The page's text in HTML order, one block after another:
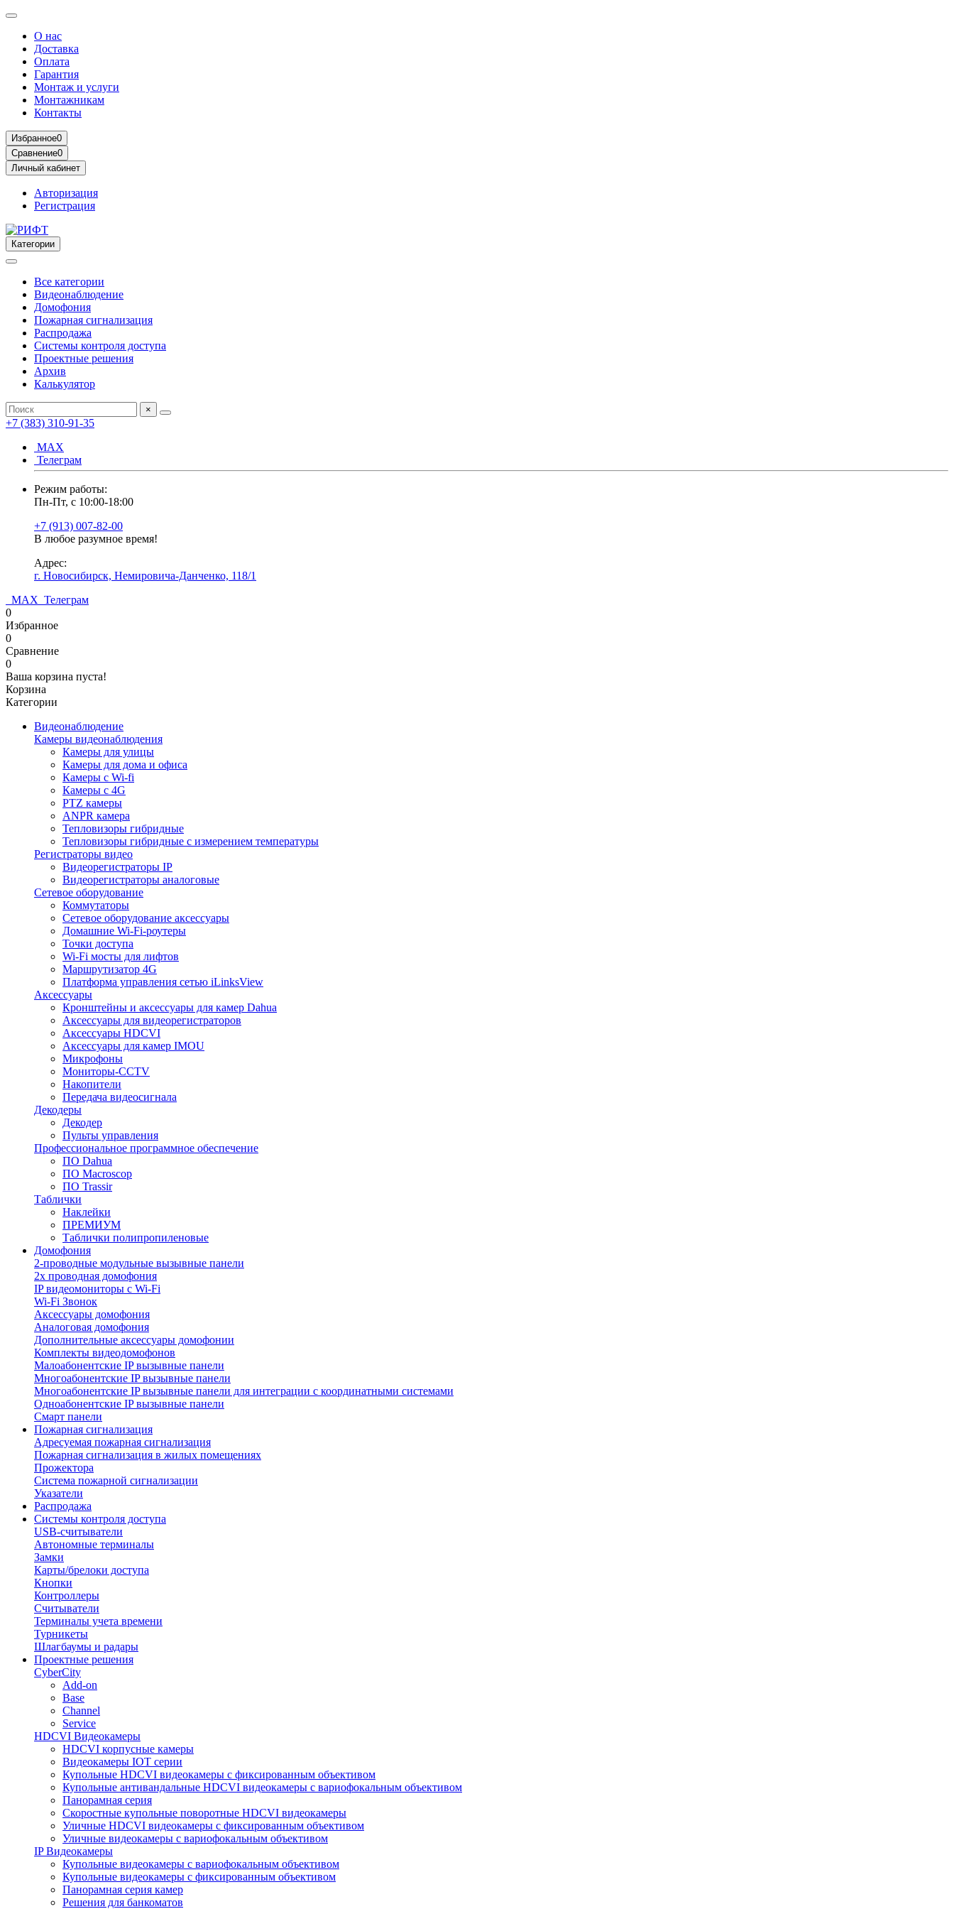
О нас
Доставка
Оплата
Гарантия
Монтаж и услуги
Монтажникам
Контакты
Избранное0
Сравнение0
Личный кабинет
Авторизация
Регистрация
Категории
Все категории
Видеонаблюдение
Домофония
Пожарная сигнализация
Распродажа
Системы контроля доступа
Проектные решения
Архив
Калькулятор
×
+7 (383) 310-91-35
МАХ
Телеграм
Режим работы:
Пн-Пт, с 10:00-18:00
+7 (913) 007-82-00
В любое разумное время!
Адрес:
г. Новосибирск, Немировича-Данченко, 118/1
МАХ Телеграм
0
Избранное
0
Сравнение
0
Ваша корзина пуста!
Корзина
Категории
Видеонаблюдение
Камеры видеонаблюдения
Камеры для улицы
Камеры для дома и офиса
Камеры с Wi-fi
Камеры с 4G
PTZ камеры
ANPR камера
Тепловизоры гибридные
Тепловизоры гибридные c измерением температуры
Регистраторы видео
Видеорегистраторы IP
Видеорегистраторы аналоговые
Сетевое оборудование
Коммутаторы
Сетевое оборудование аксессуары
Домашние Wi-Fi-роутеры
Точки доступа
Wi-Fi мосты для лифтов
Маршрутизатор 4G
Платформа управления сетью iLinksView
Аксессуары
Кронштейны и аксессуары для камер Dahua
Аксессуары для видеорегистраторов
Аксессуары HDCVI
Аксессуары для камер IMOU
Микрофоны
Мониторы-CCTV
Накопители
Передача видеосигнала
Декодеры
Декодер
Пульты управления
Профессиональное программное обеспечение
ПО Dahua
ПО Macroscop
ПО Trassir
Таблички
Наклейки
ПРЕМИУМ
Таблички полипропиленовые
Домофония
2-проводные модульные вызывные панели
2х проводная домофония
IP видеомониторы с Wi-Fi
Wi-Fi Звонок
Аксессуары домофония
Аналоговая домофония
Дополнительные аксессуары домофонии
Комплекты видеодомофонов
Малоабонентские IP вызывные панели
Многоабонентские IP вызывные панели
Многоабонентские IP вызывные панели для интеграции с координатными системами
Одноабонентские IP вызывные панели
Смарт панели
Пожарная сигнализация
Адресуемая пожарная сигнализация
Пожарная сигнализация в жилых помещениях
Прожектора
Система пожарной сигнализации
Указатели
Распродажа
Системы контроля доступа
USB-считыватели
Автономные терминалы
Замки
Карты/брелоки доступа
Кнопки
Контроллеры
Считыватели
Терминалы учета времени
Турникеты
Шлагбаумы и радары
Проектные решения
CyberCity
Add-on
Base
Channel
Service
HDCVI Видеокамеры
HDCVI корпусные камеры
Видеокамеры IOT серии
Купольные HDCVI видеокамеры с фиксированным объективом
Купольные антивандальные HDCVI видеокамеры с вариофокальным объективом
Панорамная серия
Скоростные купольные поворотные HDCVI видеокамеры
Уличные HDCVI видеокамеры с фиксированным объективом
Уличные видеокамеры с вариофокальным объективом
IP Видеокамеры
Купольные видеокамеры с вариофокальным объективом
Купольные видеокамеры с фиксированным объективом
Панорамная серия камер
Решения для банкоматов